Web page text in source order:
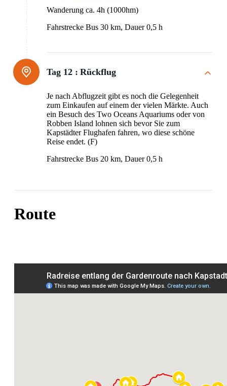
Wanderung ca. 4h (1000hm)
Fahrstrecke Bus 30 km, Dauer 0,5 h
Tag 12 : Rückflug
Je nach Abflugzeit gibt es noch die Gelegenheit
zum Einkaufen auf einem der vielen Märkte. Auch
ein Besuch des Two Oceans Aquariums oder von
Robben Island lohnen sich bevor Sie zum
Kapstädter Flughafen fahren, wo diese schöne
Reise endet. (F)
Fahrstrecke Bus 20 km, Dauer 0,5 h
Route